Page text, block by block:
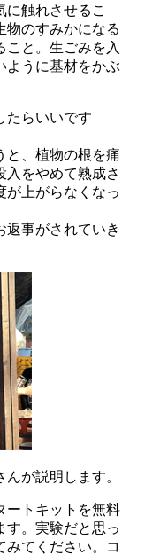
に触れさせるこ
物のすみかになる
こと。生ごみを入
ように基材をかぶ
たらいいです
と、植物の根を痛
入をやめて熟成さ
が上がらなくなっ
返事がされていき
が説明します。
ートキットを無料
す。実験だと思っ
みてください。コ